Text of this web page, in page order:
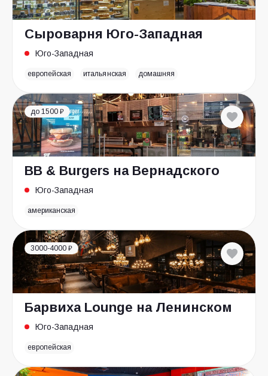
Сыроварня Юго-Западная
Юго-Западная
европейская итальянская домашняя
до 1500 ₽
BB & Burgers на Вернадского
Юго-Западная
американская
3000-4000 ₽
Барвиха Lounge на Ленинском
Юго-Западная
европейская